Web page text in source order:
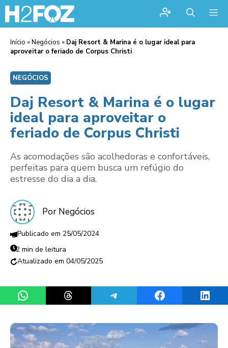
Início »Negócios » Daj Resort & Marina é o lugar ideal para
aproveitar o feriado de Corpus Christi
NEGÓCIOS
Daj Resort & Marina é o lugar
ideal para aproveitar o
feriado de Corpus Christi
As acomodações são acolhedoras e confortáveis,
perfeitas para quem busca um refúgio do
estresse do dia a dia.
Por Negócios
25/05/2024
2 min de leitura
04/05/2025
Share on WhatsAppShare on ThreadsShare on TelegramShare on Facebook